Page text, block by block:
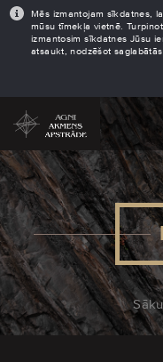
Mēs izmantojam sīkdatnes,
mūsu tīmekļa vietnē.
izmantosim sīkdatnes Jūsu
atsaukt, nodzēšot